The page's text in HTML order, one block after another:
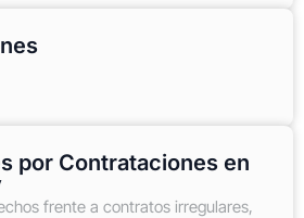
por Contrataciones en
frente a contratos irregulares,